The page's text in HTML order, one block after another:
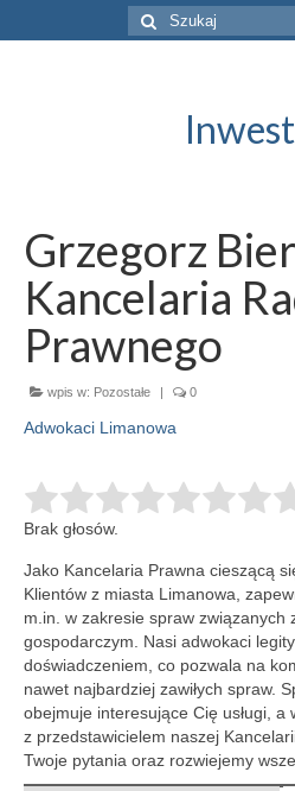
Szuklaj
w:
Grzegorz
Kancelaria
Prawnego
wpis w: Pozostałe | 0
Adwokaci Limanowa
Brak głosów.
Jako Kancelaria Prawna cieszącą
Klientów z miasta Limanowa,
m.in. w zakresie spraw związanych
gospodarczym.
Nasi adwokaci
doświadczeniem, co pozwala na
nawet najbardziej zawiłych spraw.
obejmuje interesujące Cię usługi,
z przedstawicielem naszej
Twoje pytania oraz rozwiejemy